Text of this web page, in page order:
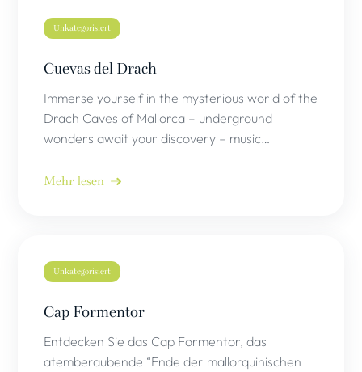
Unkategorisiert
Cuevas del Drach
Immerse yourself in the mysterious world of the
Drach Caves of Mallorca – underground
wonders await your discovery – music…
Mehr lesen
Unkategorisiert
Cap Formentor
Entdecken Sie das Cap Formentor, das
atemberaubende “Ende der mallorquinischen